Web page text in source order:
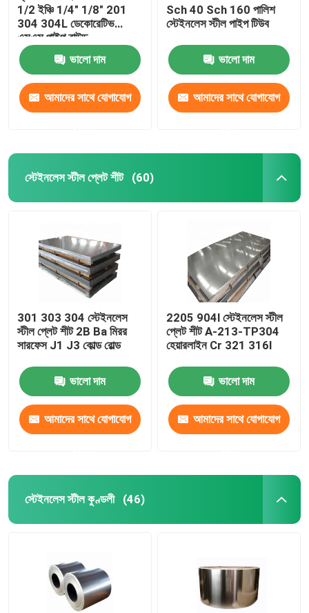
1/2 ইঞ্চি 1/4" 1/8" 201
304 304L ডেকোরেটিভ
এসএস পাইপ রাউন্ড
ভালো দাম
আমাদের সাথে যোগাযোগ
Sch 40 Sch 160 পালিশ
স্টেইনলেস স্টীল পাইপ টিউব
ভালো দাম
আমাদের সাথে যোগাযোগ
স্টেইনলেস স্টীল প্লেট শীট (60)
301 303 304 স্টেইনলেস
স্টীল প্লেট শীট 2B Ba মিরর
সারফেস J1 J3 কোল্ড রোল্ড
ভালো দাম
আমাদের সাথে যোগাযোগ
2205 904l স্টেইনলেস স্টীল
প্লেট শীট A-213-TP304
হেয়ারলাইন Cr 321 316l
ভালো দাম
আমাদের সাথে যোগাযোগ
স্টেইনলেস স্টীল কুণ্ডলী (46)